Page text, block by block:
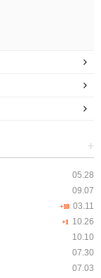
+
05.28
09.07
+18 03.11
+1 10.26
10.10
07.30
07.03